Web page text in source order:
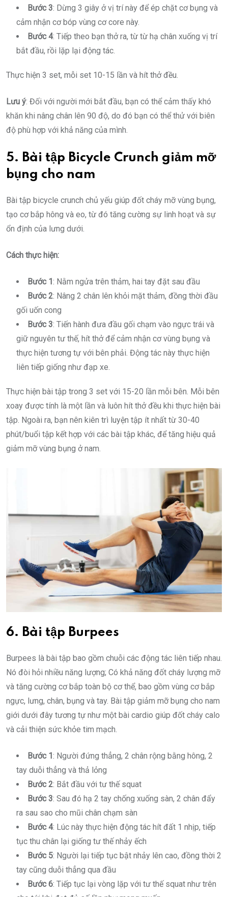
Bước 3: Dừng 3 giây ở vị trí này để ép chặt cơ bụng và
cảm nhận cơ bóp vùng cơ core này.
Bước 4: Tiếp theo bạn thở ra, từ từ hạ chân xuống vị trí
bắt đầu, rồi lặp lại động tác.
Thực hiện 3 set, mỗi set 10-15 lần và hít thở đều.
Lưu ý: Đối với người mới bắt đầu, bạn có thể cảm thấy khó
khăn khi nâng chân lên 90 độ, do đó bạn có thể thử với biên
độ phù hợp với khả năng của mình.
5. Bài tập Bicycle Crunch giảm mỡ
bụng cho nam
Bài tập bicycle crunch chủ yếu giúp đốt cháy mỡ vùng bụng,
tạo cơ bắp hông và eo, từ đó tăng cường sự linh hoạt và sự
ổn định của lưng dưới.
Cách thực hiện:
Bước 1 : Nằm ngửa trên thảm, hai tay đặt sau đầu
Bước 2: Nâng 2 chân lên khỏi mặt thảm, đồng thời đầu
gối uốn cong
Bước 3: Tiến hành đưa đầu gối chạm vào ngực trái và
giữ nguyên tư thế, hít thở để cảm nhận cơ vùng bụng và
thực hiện tương tự với bên phải. Động tác này thực hiện
liên tiếp giống như đạp xe.
Thực hiện bài tập trong 3 set với 15-20 lần mỗi bên. Mỗi bên
xoay được tính là một lần và luôn hít thở đều khi thực hiện bài
tập. Ngoài ra, bạn nên kiên trì luyện tập ít nhất từ 30-40
phút/buổi tập kết hợp với các bài tập khác, để tăng hiệu quả
giảm mỡ vùng bụng ở nam.
6. Bài tập Burpees
Burpees là bài tập bao gồm chuỗi các động tác liên tiếp nhau.
Nó đòi hỏi nhiều năng lượng; Có khả năng đốt cháy lượng mỡ
và tăng cường cơ bắp toàn bộ cơ thể, bao gồm vùng cơ bắp
ngực, lưng, chân, bụng và tay. Bài tập giảm mỡ bụng cho nam
giới dưới đây tương tự như một bài cardio giúp đốt cháy calo
và cải thiện sức khỏe tim mạch.
Bước 1 : Người đứng thẳng, 2 chân rộng bằng hông, 2
tay duỗi thẳng và thả lỏng
Bước 2: Bắt đầu với tư thế squat
Bước 3: Sau đó hạ 2 tay chống xuống sàn, 2 chân đẩy
ra sau sao cho mũi chân chạm sàn
Bước 4: Lúc này thực hiện động tác hít đất 1 nhịp, tiếp
tục thu chân lại giống tư thế nhảy ếch
Bước 5: Người lại tiếp tục bật nhảy lên cao, đồng thời 2
tay cũng duỗi thẳng qua đầu
Bước 6: Tiếp tục lại vòng lặp với tư thế squat như trên